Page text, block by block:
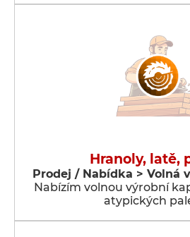
Hranoly, latě,
Prodej / Nabídka > Volná
Nabízím volnou výrobní
atypických